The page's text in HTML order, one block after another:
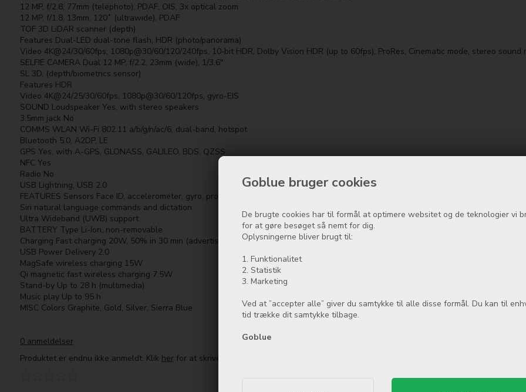
Goblue bruger cookies
De brugte cookies har til formål at optimere websitet og de teknologier vi
for at gøre besøget så nemt for dig.
Oplysningerne bliver brugt til:
1. Funktionalitet
2. Statistik
3. Marketing
Ved at ”accepter alle” giver du samtykke til alle disse formål. Du kan til
tid trække dit samtykke tilbage.
Goblue
12 MP, f/2.8, 77mm (telephoto), PDAF, OIS, 3x optical zoom
12 MP, f/1.8, 13mm, 120˚ (ultrawide), PDAF
TOF 3D LiDAR scanner (depth)
Features Dual-LED dual-tone flash, HDR (photo/panorama)
Video 4K@24/30/60fps, 1080p@30/60/120/240fps, 10‑bit HDR, Dolby Vision HDR (up to 60fps), ProRes, Cinematic mode, stereo sound
SELFIE CAMERA Dual 12 MP, f/2.2, 23mm (wide), 1/3.6"
SL 3D, (depth/biometrics sensor)
Features HDR
Video 4K@24/25/30/60fps, 1080p@30/60/120fps, gyro-EIS
SOUND Loudspeaker Yes, with stereo speakers
3.5mm jack No
COMMS WLAN Wi-Fi 802.11 a/b/g/n/ac/6, dual-band, hotspot
Bluetooth 5.0, A2DP, LE
GPS Yes, with A-GPS, GLONASS, GALILEO, BDS, QZSS
NFC Yes
Radio No
USB Lightning, USB 2.0
FEATURES Sensors Face ID, accelerometer, gyro, proximity, compass, barometer
Siri natural language commands and dictation
Ultra Wideband (UWB) support
BATTERY Type Li-Ion, non-removable
Charging Fast charging 20W, 50% in 30 min (advertised)
USB Power Delivery 2.0
MagSafe wireless charging 15W
Qi magnetic fast wireless charging 7.5W
Stand-by Up to 28 h (multimedia)
Music play Up to 95 h
MISC Colors Graphite, Gold, Silver, Sierra Blue
0 anmeldelser
Produktet er endnu ikke anmeldt. Klik herfor at skrive en anmeldelse.